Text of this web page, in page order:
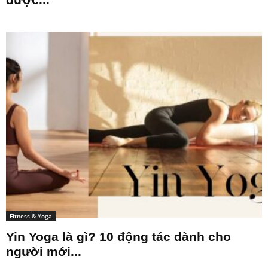
Fitness & Yoga
Yin Yoga là gì? 10 động tác dành cho
người mới...